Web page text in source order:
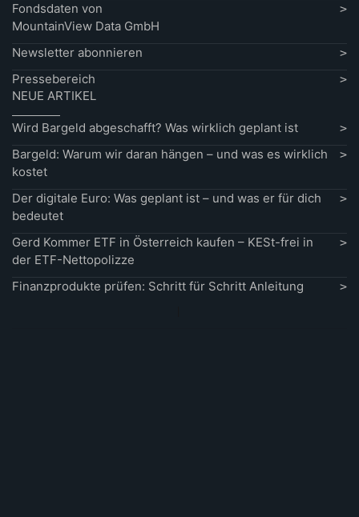
Fondsdaten von
MountainView Data GmbH
Newsletter abonnieren
Pressebereich
NEUE ARTIKEL
Wird Bargeld abgeschafft? Was wirklich geplant ist
Bargeld: Warum wir daran hängen – und was es wirklich
kostet
Der digitale Euro: Was geplant ist – und was er für dich
bedeutet
Gerd Kommer ETF in Österreich kaufen – KESt-frei in
der ETF-Nettopolizze
Finanzprodukte prüfen: Schritt für Schritt Anleitung